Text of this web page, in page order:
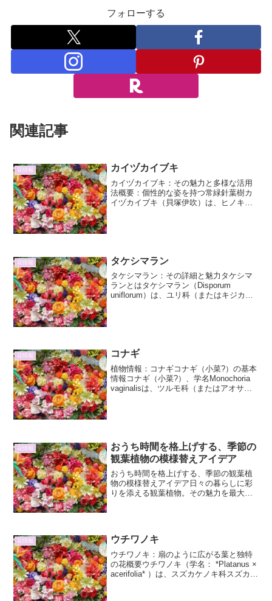
フォローする
関連記事
花情報 カイヅカイブキ
カイヅカイブキ：その魅力と多様な活用
法概要：個性的な姿を持つ常緑針葉樹カ
イヅカイブキ（貝塚伊吹）は、ヒノキ科
花情報 タケシマラン
タケシマラン：その詳細と魅力タケシマ
ランとはタケシマラン（Disporum
uniflorum）は、ユリ科（またはキジカク
花情報 コナギ
植物情報：コナギコナギ（小菜?）の基本
情報コナギ（小菜?）、学名Monochoria
vaginalisは、ツルモ科（またはアオサギ
花情報
おうち時間を格上げする、季節の
観葉植物の模様替えアイデア
おうち時間を格上げする、季節の観葉植
物の模様替えアイデア日々の暮らしに彩
りを添える観葉植物。その魅力を最大限
花情報 ウチワノキ
ウチワノキ：扇のように広がる葉と独特
の花概要ウチワノキ（学名： *Platanus ×
acerifolia* ）は、スズカケノキ科スズカケ